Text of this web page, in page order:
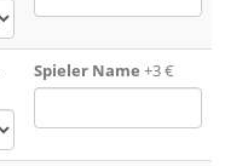
Spieler Name +3 €